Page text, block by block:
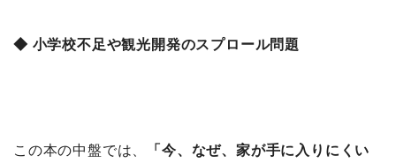
◆ 小学校不足や観光開発のスプロール問題
この本の中盤では、
「今、なぜ、家が手に入りにくい